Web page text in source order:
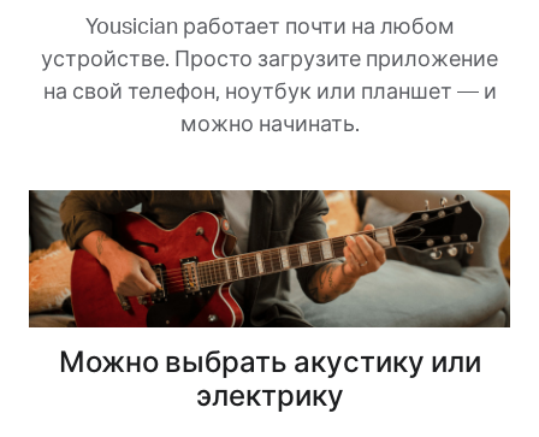
Yousician работает почти на любом
устройстве. Просто загрузите приложение
на свой телефон, ноутбук или планшет — и
можно начинать.
Можно выбрать акустику или
электрику